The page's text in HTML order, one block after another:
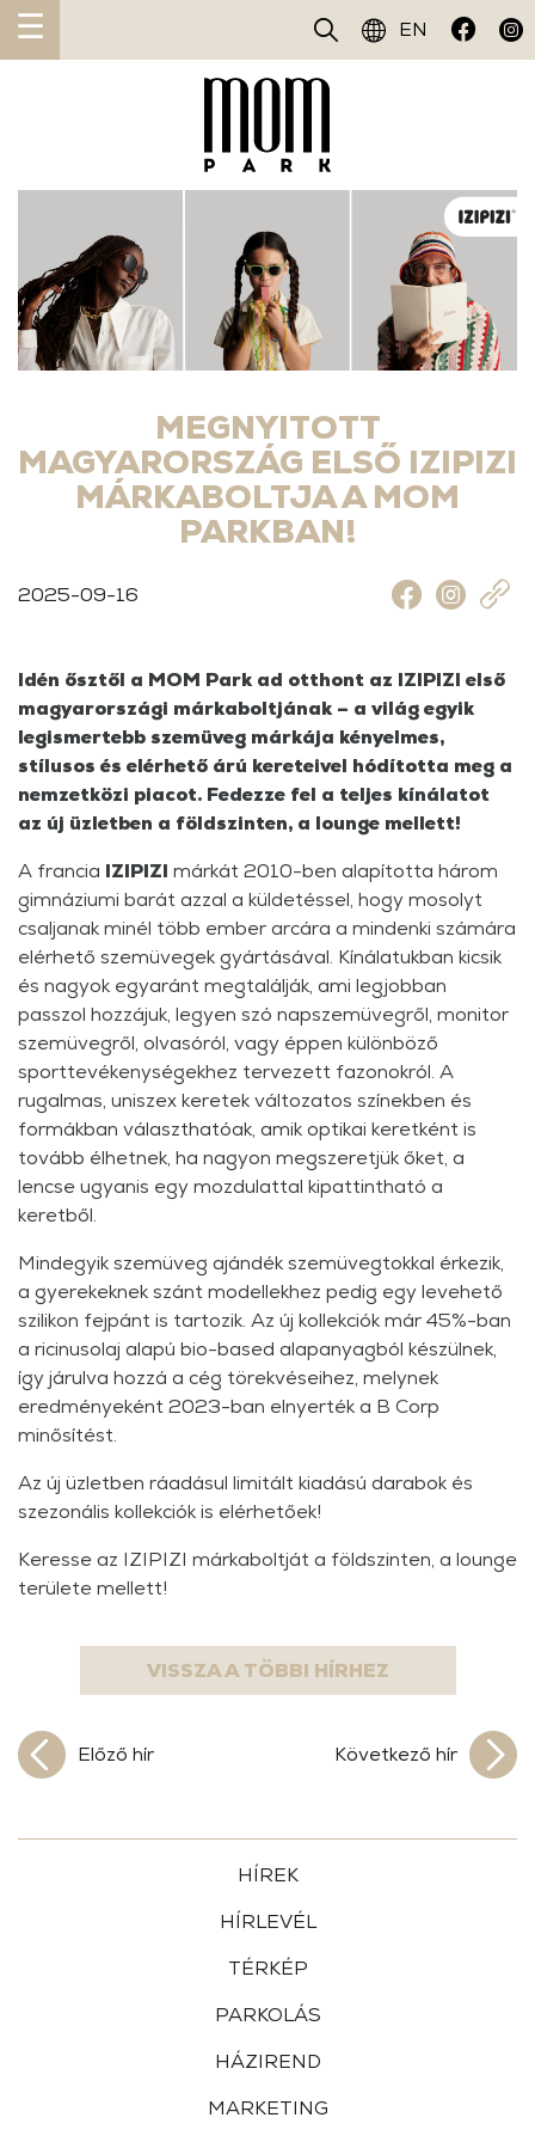
EN
☰
2025-09-16
MEGNYITOTT
MAGYARORSZÁG ELSŐ IZIPIZI
MÁRKABOLTJA A MOM
PARKBAN!
Idén ősztől a MOM Park ad otthont az IZIPIZI első
magyarországi márkaboltjának – a világ egyik
legismertebb szemüveg márkája kényelmes,
stílusos és elérhető árú kereteivel hódította meg a
nemzetközi piacot. Fedezze fel a teljes kínálatot
az új üzletben a földszinten, a lounge mellett!
A francia IZIPIZI márkát 2010-ben alapította három
gimnáziumi barát azzal a küldetéssel, hogy mosolyt
csaljanak minél több ember arcára a mindenki számára
elérhető szemüvegek gyártásával. Kínálatukban kicsik
és nagyok egyaránt megtalálják, ami legjobban
passzol hozzájuk, legyen szó napszemüvegről, monitor
szemüvegről, olvasóról, vagy éppen különböző
sporttevékenységekhez tervezett fazonokról. A
rugalmas, uniszex keretek változatos színekben és
formákban választhatóak, amik optikai keretként is
tovább élhetnek, ha nagyon megszeretjük őket, a
lencse ugyanis egy mozdulattal kipattintható a
keretből.
Mindegyik szemüveg ajándék szemüvegtokkal érkezik,
a gyerekeknek szánt modellekhez pedig egy levehető
szilikon fejpánt is tartozik. Az új kollekciók már 45%-ban
a ricinusolaj alapú bio-based alapanyagból készülnek,
így járulva hozzá a cég törekvéseihez, melynek
eredményeként 2023-ban elnyerték a B Corp
minősítést.
Az új üzletben ráadásul limitált kiadású darabok és
szezonális kollekciók is elérhetőek!
Keresse az IZIPIZI márkaboltját a földszinten, a lounge
területe mellett!
Előző hír
VISSZA A TÖBBI HÍRHEZ
Következő hír
HÍREK
HÍRLEVÉL
TÉRKÉP
PARKOLÁS
HÁZIREND
MARKETING